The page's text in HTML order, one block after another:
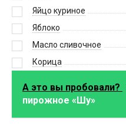
Яйцо куриное
Яблоко
Масло сливочное
Корица
А это вы пробовали?
пирожное «Шу»